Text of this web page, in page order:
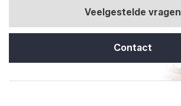
Veelgestelde vragen
Contact